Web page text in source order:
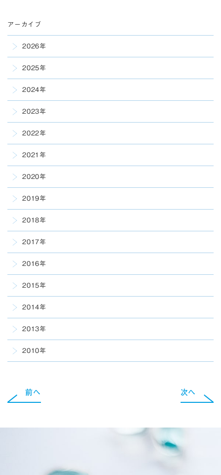
アーカイブ
2026年
2025年
2024年
2023年
2022年
2021年
2020年
2019年
2018年
2017年
2016年
2015年
2014年
2013年
2010年
前へ 次へ